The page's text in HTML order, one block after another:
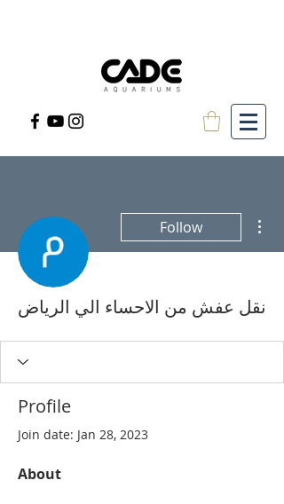
Follow
نقل عفش من الاحساء الي الرياض
Profile
Join date: Jan 28, 2023
About